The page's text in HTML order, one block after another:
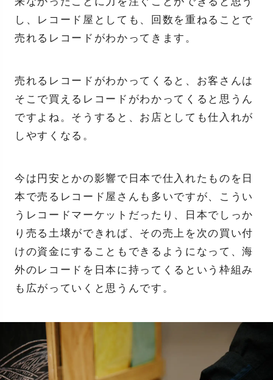
し、レコード屋としても、回数を重ねることで
売れるレコードがわかってきます。
売れるレコードがわかってくると、お客さんは
そこで買えるレコードがわかってくると思うん
ですよね。そうすると、お店としても仕入れが
しやすくなる。
今は円安とかの影響で日本で仕入れたものを日
本で売るレコード屋さんも多いですが、こうい
うレコードマーケットだったり、日本でしっか
り売る土壌ができれば、その売上を次の買い付
けの資金にすることもできるようになって、海
外のレコードを日本に持ってくるという枠組み
も広がっていくと思うんです。